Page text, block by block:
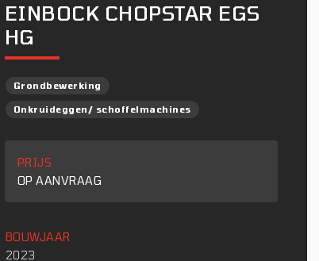
EINBOCK CHOPSTAR EGS
HG
Grondbewerking
Onkruideggen/ schoffelmachines
PRIJS
OP AANVRAAG
BOUWJAAR
2023